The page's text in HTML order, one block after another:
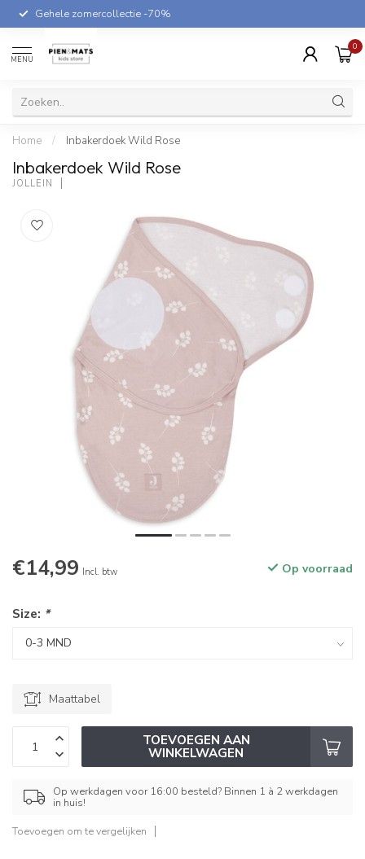
Gehele zomercollectie -70%
MENU
0
Home / Inbakerdoek Wild Rose
Inbakerdoek Wild Rose
JOLLEIN
€14,99 Incl. btw Op voorraad
Size: *
Maattabel
TOEVOEGEN AAN
WINKELWAGEN
Op werkdagen voor 16:00 besteld? Binnen 1 à 2 werkdagen
in huis!
Toevoegen om te vergelijken